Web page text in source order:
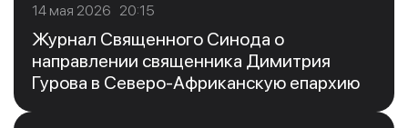
14 мая 2026 20:15
Журнал Священного Синода о
направлении священника Димитрия
Гурова в Северо-Африканскую епархию